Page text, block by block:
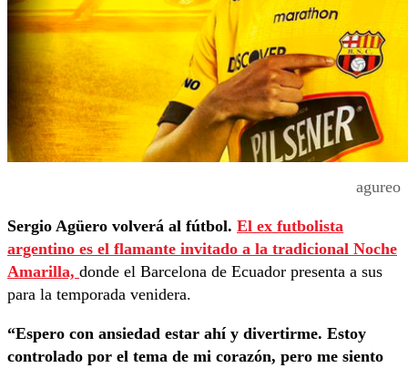
agureo
Sergio Agüero volverá al fútbol. El ex futbolista
argentino es el flamante invitado a la tradicional Noche
Amarilla, donde el Barcelona de Ecuador presenta a sus
para la temporada venidera.
“Espero con ansiedad estar ahí y divertirme. Estoy
controlado por el tema de mi corazón, pero me siento